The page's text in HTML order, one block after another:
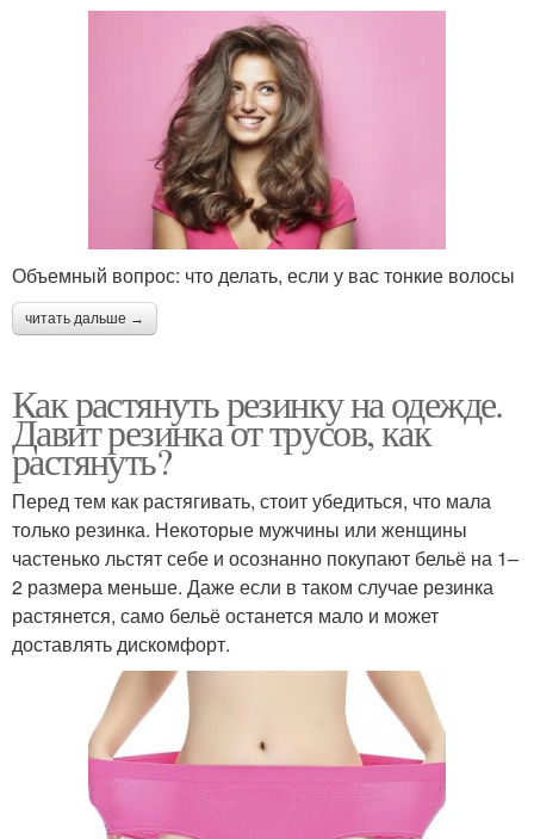
Объемный вопрос: что делать, если у вас тонкие волосы
читать дальше →
Как растянуть резинку на одежде.
Давит резинка от трусов, как
растянуть?
Перед тем как растягивать, стоит убедиться, что мала
только резинка. Некоторые мужчины или женщины
частенько льстят себе и осознанно покупают бельё на 1–
2 размера меньше. Даже если в таком случае резинка
растянется, само бельё останется мало и может
доставлять дискомфорт.